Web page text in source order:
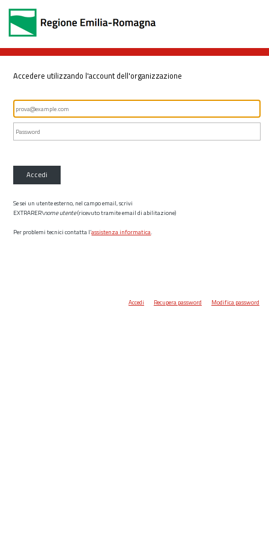
Accedere utilizzando l'account dell'organizzazione
Accedi
Se sei un utente esterno, nel campo email, scrivi
EXTRARER\nome utente(ricevuto tramite email di abilitazione)
Per problemi tecnici contatta l’assistenza informatica.
Accedi Recupera password Modifica password